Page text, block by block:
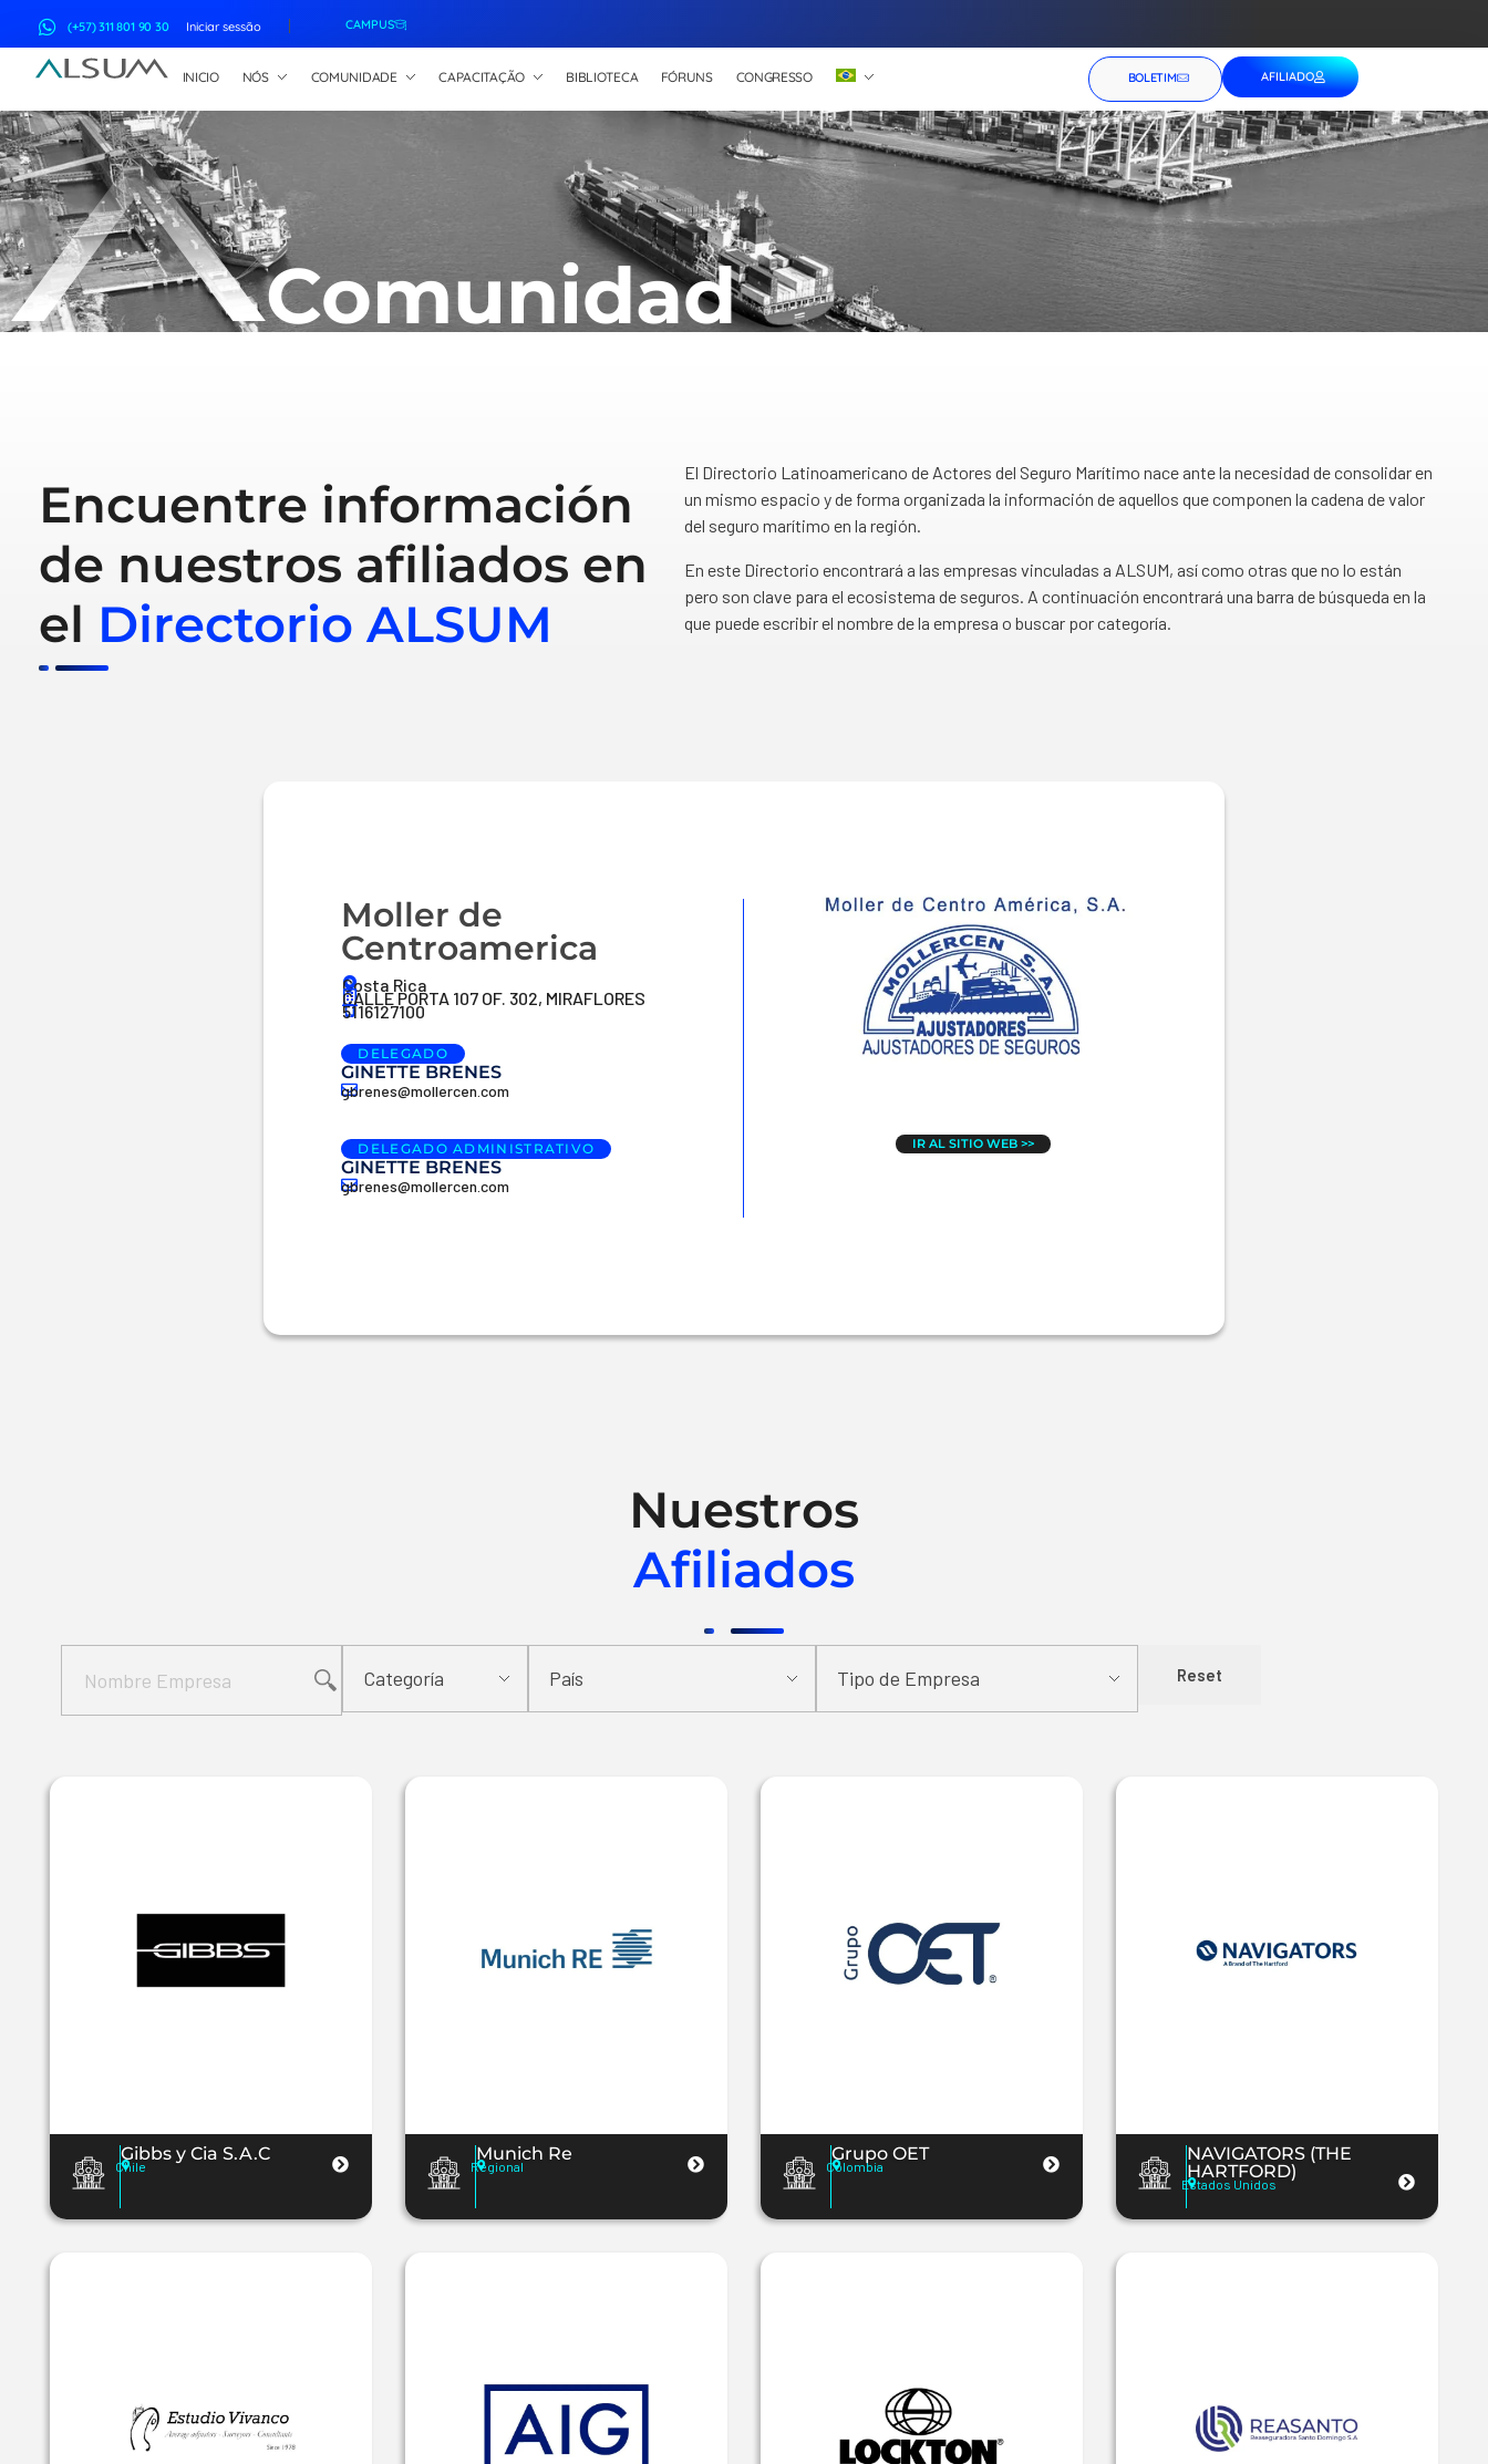
(+57) 311 801 90 30 Iniciar sessão CAMPUS
INICIO NÓS COMUNIDADE CAPACITAÇÃO BIBLIOTECA FÓRUNS CONGRESSO BOLETIM AFILIADO
Comunidad
Encuentre información
de nuestros afiliados en
el Directorio ALSUM
El Directorio Latinoamericano de Actores del Seguro Marítimo nace ante la necesidad de consolidar en
un mismo espacio y de forma organizada la información de aquellos que componen la cadena de valor
del seguro marítimo en la región.
En este Directorio encontrará a las empresas vinculadas a ALSUM, así como otras que no lo están
pero son clave para el ecosistema de seguros. A continuación encontrará una barra de búsqueda en la
que puede escribir el nombre de la empresa o buscar por categoría.
Moller de
Centroamerica
Costa Rica
CALLE PORTA 107 OF. 302, MIRAFLORES
5116127100
DELEGADO
GINETTE BRENES
gbrenes@mollercen.com
DELEGADO ADMINISTRATIVO
GINETTE BRENES
gbrenes@mollercen.com
IR AL SITIO WEB >>
Nuestros
Afiliados
Reset
Gibbs y Cia S.A.C
Chile
Munich Re
Regional
Grupo OET
Colombia
NAVIGATORS (THE
HARTFORD)
Estados Unidos